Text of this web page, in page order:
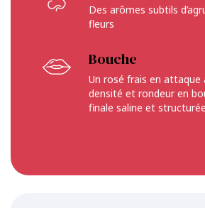
Des arômes subtils
fleurs
Bouche
Un rosé frais en attaque
densité et rondeur en
finale saline et